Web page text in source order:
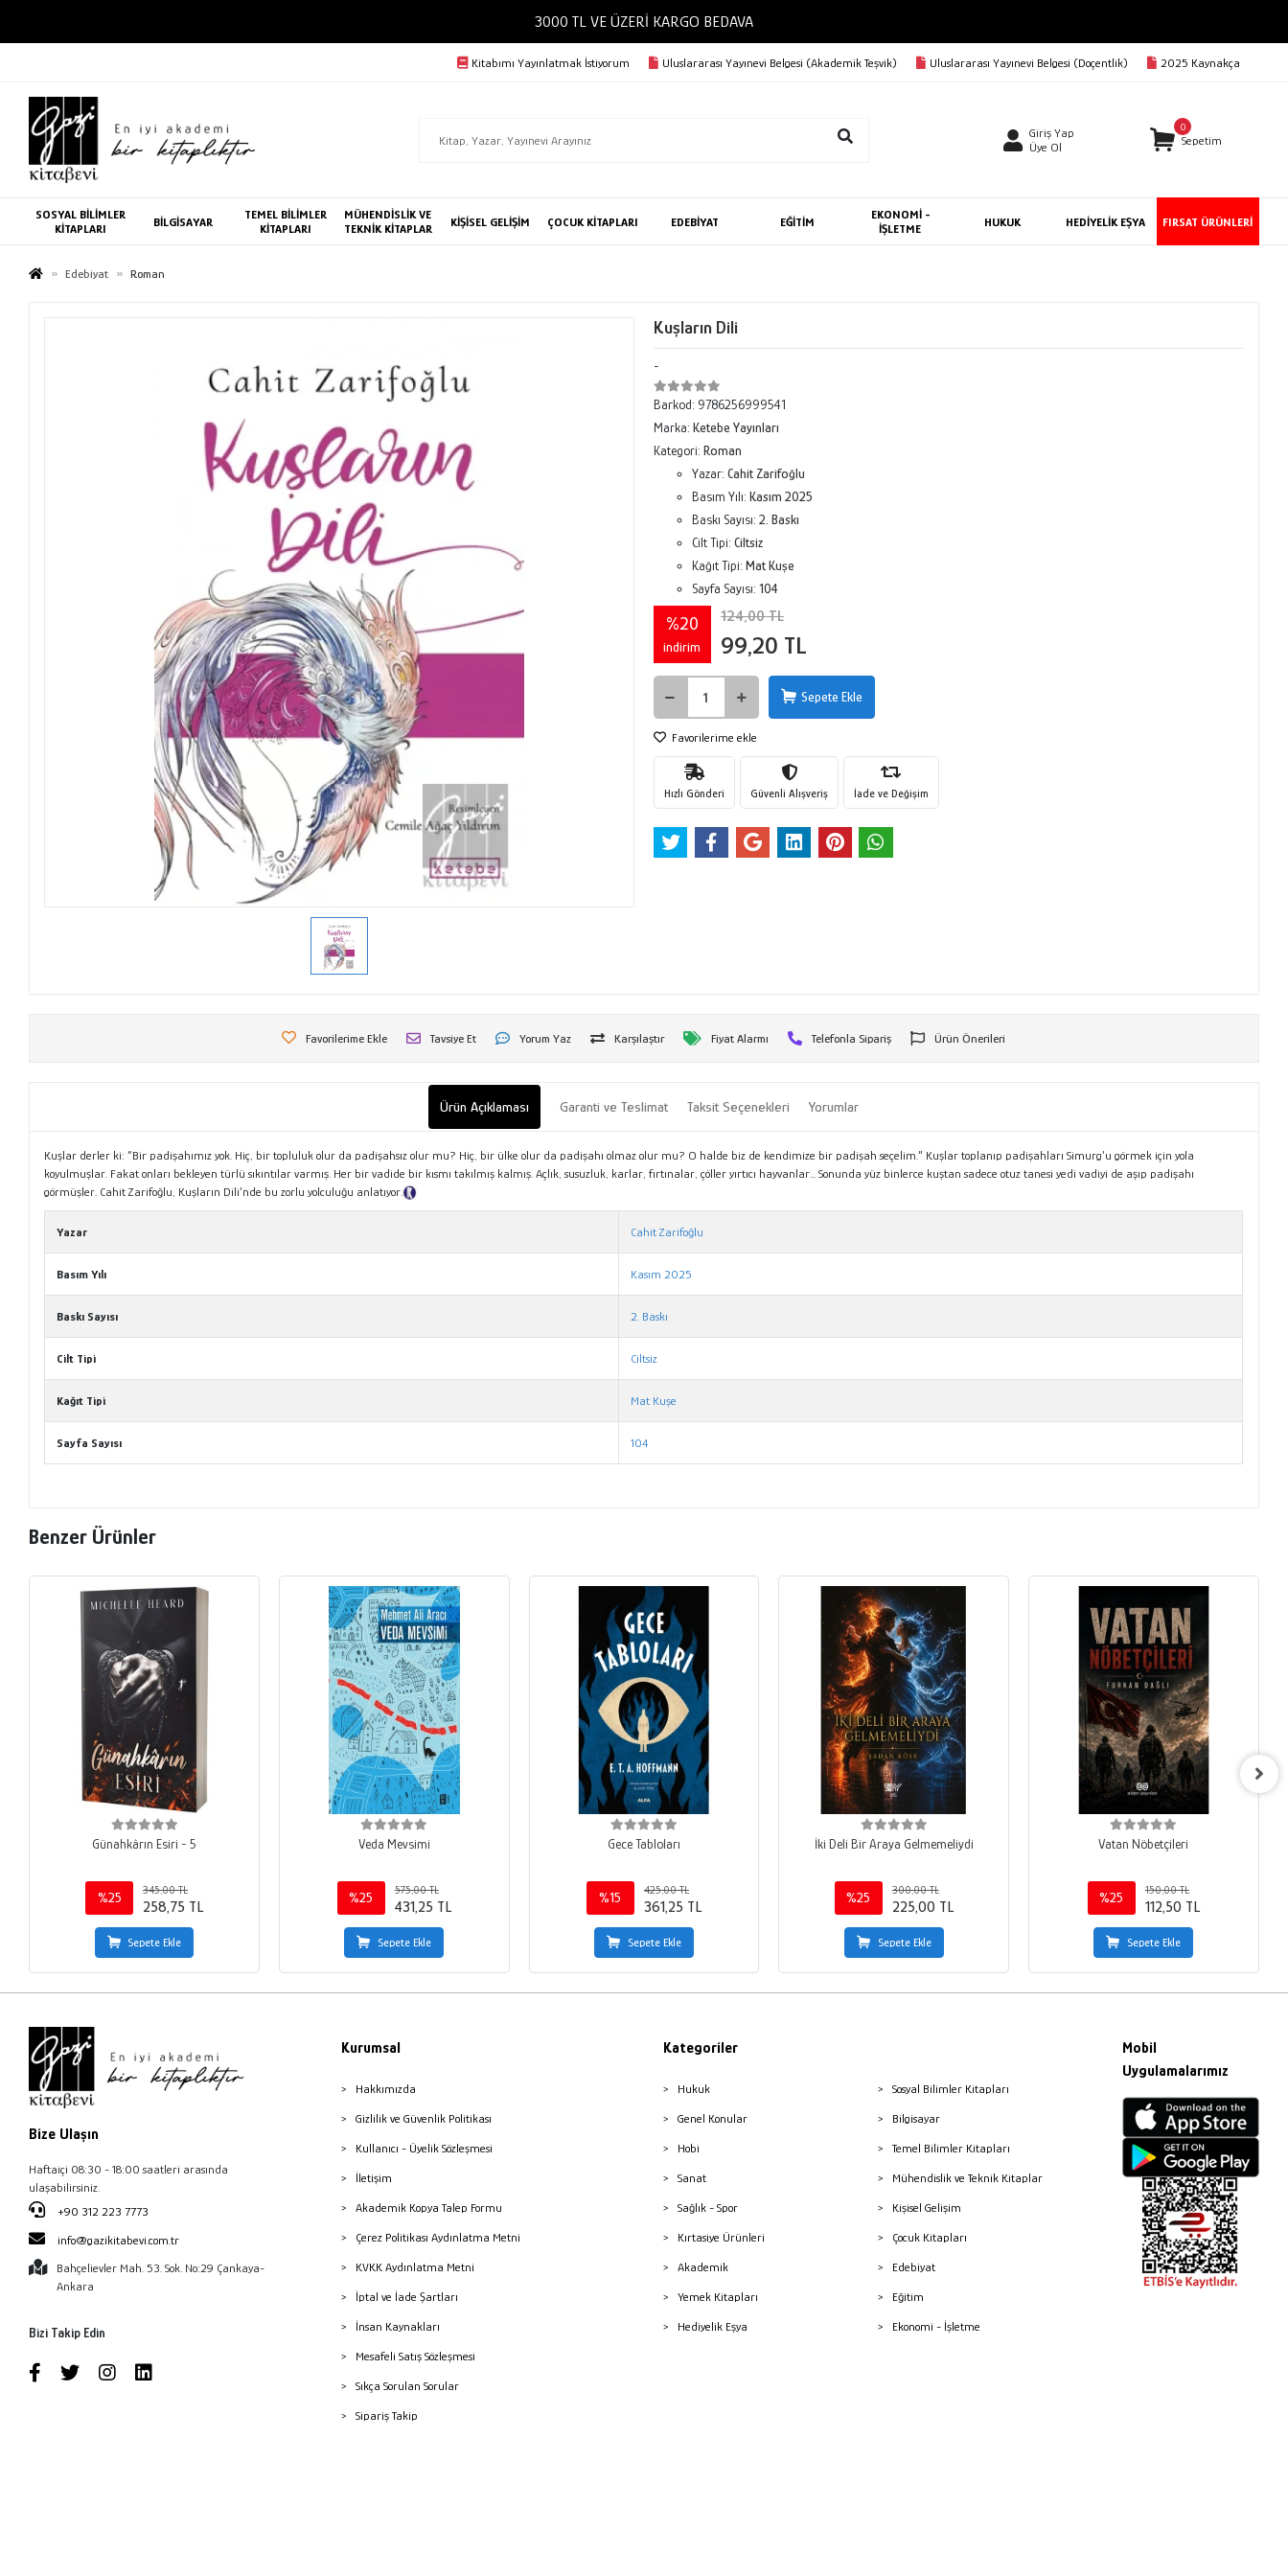
3000 TL VE ÜZERİ KARGO BEDAVA
Kitabımı Yayınlatmak İstiyorum Uluslararası Yayınevi Belgesi (Akademik Teşvik) Uluslararası Yayınevi Belgesi (Doçentlik) 2025 Kaynakça
Giriş Yap
Üye Ol
0
Sepetim
SOSYAL BİLİMLER
KİTAPLARI
BİLGİSAYAR
TEMEL BİLİMLER
KİTAPLARI
MÜHENDİSLİK VE
TEKNİK KİTAPLAR
KİŞİSEL GELİŞİM ÇOCUK KİTAPLARI EDEBİYAT EĞİTİM
EKONOMİ -
İŞLETME
HUKUK HEDİYELİK EŞYA FIRSAT ÜRÜNLERİ
Edebiyat Roman
Kuşların Dili
-
Barkod: 9786256999541
Marka: Ketebe Yayınları
Kategori: Roman
Yazar: Cahit Zarifoğlu
Basım Yılı: Kasım 2025
Baskı Sayısı: 2. Baskı
Cilt Tipi: Ciltsiz
Kağıt Tipi: Mat Kuşe
Sayfa Sayısı: 104
%20
indirim
124,00 TL
99,20 TL
Sepete Ekle
Favorilerime ekle
Hızlı Gönderi Güvenli Alışveriş İade ve Değişim
Favorilerime Ekle Tavsiye Et Yorum Yaz Karşılaştır Fiyat Alarmı Telefonla Sipariş Ürün Önerileri
Ürün Açıklaması Garanti ve Teslimat Taksit Seçenekleri Yorumlar
Kuşlar derler ki: “Bir padişahımız yok. Hiç, bir topluluk olur da padişahsız olur mu? Hiç, bir ülke olur da padişahı olmaz olur mu? O halde biz de kendimize bir padişah seçelim.” Kuşlar toplanıp padişahları Simurg’u görmek için yola
koyulmuşlar. Fakat onları bekleyen türlü sıkıntılar varmış. Her bir vadide bir kısmı takılmış kalmış. Açlık, susuzluk, karlar, fırtınalar, çöller yırtıcı hayvanlar... Sonunda yüz binlerce kuştan sadece otuz tanesi yedi vadiyi de aşıp padişahı
görmüşler. Cahit Zarifoğlu, Kuşların Dili’nde bu zorlu yolculuğu anlatıyor.
Yazar Cahit Zarifoğlu
Basım Yılı Kasım 2025
Baskı Sayısı 2. Baskı
Cilt Tipi Ciltsiz
Kağıt Tipi Mat Kuşe
Sayfa Sayısı 104
Benzer Ürünler
Günahkârın Esiri - 5
%25
345,00 TL
258,75 TL
Sepete Ekle
Veda Mevsimi
%25
575,00 TL
431,25 TL
Sepete Ekle
Gece Tabloları
%15
425,00 TL
361,25 TL
Sepete Ekle
İki Deli Bir Araya Gelmemeliydi
%25
300,00 TL
225,00 TL
Sepete Ekle
Vatan Nöbetçileri
%25
150,00 TL
112,50 TL
Sepete Ekle
Bize Ulaşın
Haftaiçi 08:30 - 18:00 saatleri arasında
ulaşabilirsiniz.
+90 312 223 7773
info@gazikitabevi.com.tr
Bahçelievler Mah. 53. Sok. No:29 Çankaya-
Ankara
Bizi Takip Edin
Kurumsal
Hakkımızda
Gizlilik ve Güvenlik Politikası
Kullanıcı - Üyelik Sözleşmesi
İletişim
Akademik Kopya Talep Formu
Çerez Politikası Aydınlatma Metni
KVKK Aydınlatma Metni
İptal ve İade Şartları
İnsan Kaynakları
Mesafeli Satış Sözleşmesi
Sıkça Sorulan Sorular
Sipariş Takip
Kategoriler
Hukuk
Genel Konular
Hobi
Sanat
Sağlık - Spor
Kırtasiye Ürünleri
Akademik
Yemek Kitapları
Hediyelik Eşya
Sosyal Bilimler Kitapları
Bilgisayar
Temel Bilimler Kitapları
Mühendislik ve Teknik Kitaplar
Kişisel Gelişim
Çocuk Kitapları
Edebiyat
Eğitim
Ekonomi - İşletme
Mobil
Uygulamalarımız